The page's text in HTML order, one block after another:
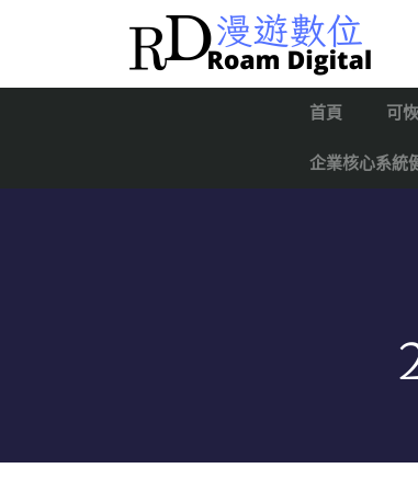
首頁 可
企業核心系統